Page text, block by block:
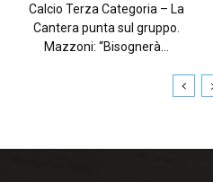
Calcio Terza Categoria – La
Cantera punta sul gruppo.
Mazzoni: “Bisognerà...